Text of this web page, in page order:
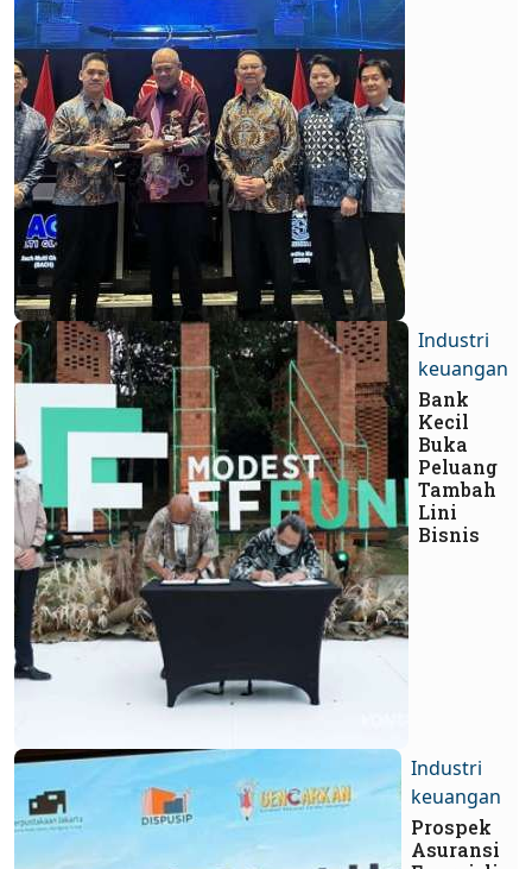
Industri
keuangan
Bank
Kecil
Buka
Peluang
Tambah
Lini
Bisnis
Industri
keuangan
Prospek
Asuransi